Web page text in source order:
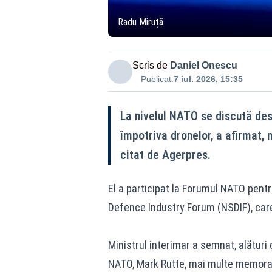
Radu Miruță
Scris de Daniel Onescu
Publicat:7 iul. 2026, 15:35
La nivelul NATO se discută
împotriva dronelor, a afirmat,
citat de Agerpres.
El a participat la Forumul NATO
Defence Industry Forum (NSDIF),
Ministrul interimar a semnat, alături
NATO, Mark Rutte, mai multe